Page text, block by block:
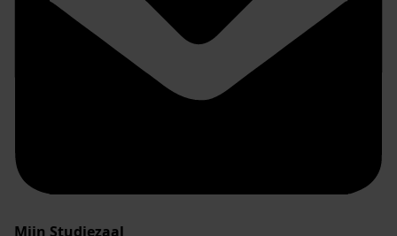
Mijn Studiezaal